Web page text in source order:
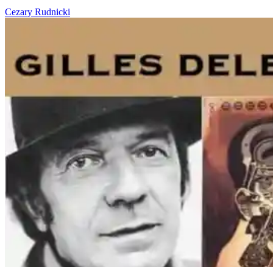
Posted
Cezary Rudnicki